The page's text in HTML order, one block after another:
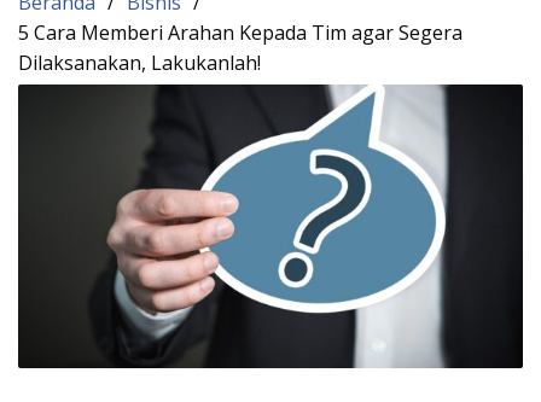
5 Cara Memberi Arahan Kepada Tim agar Segera
Dilaksanakan, Lakukanlah!